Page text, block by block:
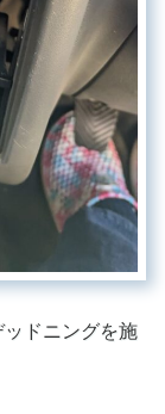
ドニングを施